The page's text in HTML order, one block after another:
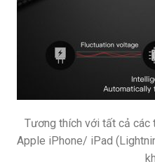
Tương thích với tất cả các
Apple iPhone/ iPad